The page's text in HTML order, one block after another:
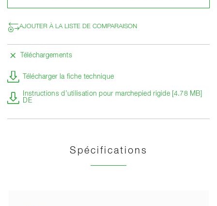
AJOUTER À LA LISTE DE COMPARAISON
Téléchargements
Télécharger la fiche technique
Instructions d’utilisation pour marchepied rigide [4.78 MB]
DE
Spécifications